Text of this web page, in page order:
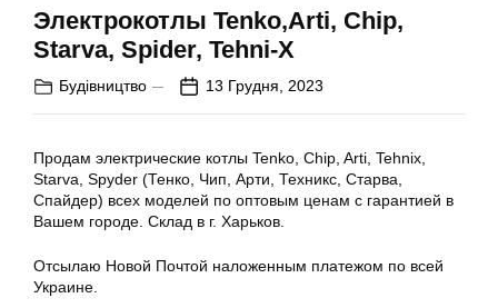
Электрокотлы Tenko,Arti, Chip,
Starva, Spider, Tehni-X
Будівництво 13 Грудня, 2023
Продам электрические котлы Tenko, Chip, Arti, Tehnix,
Starva, Spyder (Тенко, Чип, Арти, Техникс, Старва,
Спайдер) всех моделей по оптовым ценам с гарантией в
Вашем городе. Склад в г. Харьков.
Отсылаю Новой Почтой наложенным платежом по всей
Украине.